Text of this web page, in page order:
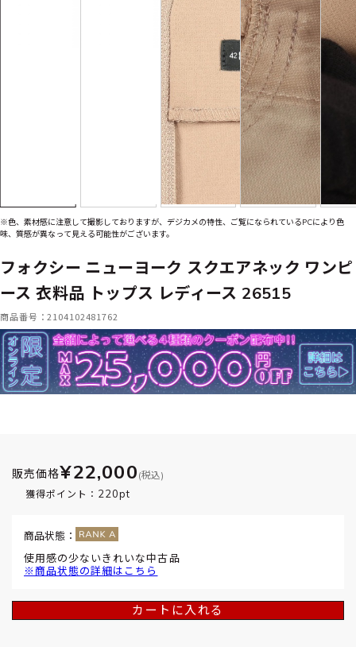
※色、素材感に注意して撮影しておりますが、デジカメの特性、ご覧になられているPCにより色
味、質感が異なって見える可能性がございます。
フォクシー ニューヨーク スクエアネック ワンピ
ース 衣料品 トップス レディース 26515
商品番号：2104102481762
販売価格¥22,000 (税込)
獲得ポイント： 220pt
商品状態：
使用感の少ないきれいな中古品
※商品状態の詳細はこちら
カートに入れる